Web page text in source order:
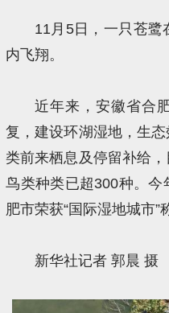
11月5日，一只苍鹭
内飞翔。
近年来，安徽省合
复，建设环湖湿地，生
类前来栖息及停留补给
鸟类种类已超300种。
肥市荣获“国际湿地城市”
新华社记者 郭晨 摄